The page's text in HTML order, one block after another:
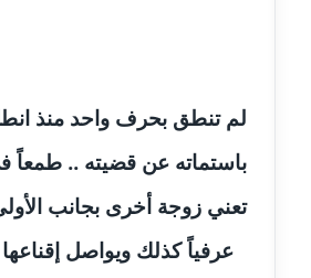
مدونة دعاء البدري
عاملة
مدونة دعاء الجابي
عاملة
لم تنطق بحرف واحد منذ
باستماته عن قضيته .. طمعاً
تعني زوجة أخرى بجانب
عرفياً كذلك ويواصل